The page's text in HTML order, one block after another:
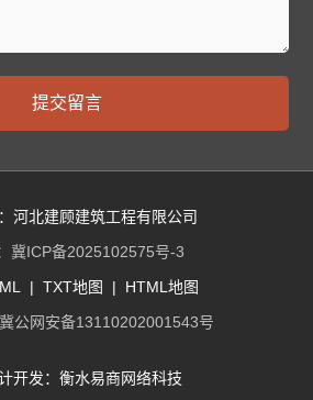
提交留言
河北建顾建筑工程有限公司
冀ICP备2025102575号-3
| TXT地图 | HTML地图
冀公网安备13110202001543号
开发： 衡水易商网络科技